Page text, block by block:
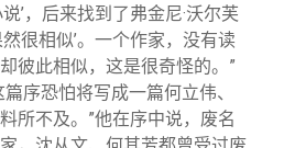
’，后来找到了弗金尼·沃尔芙
很相似’。一个作家，没有读
彼此相似，这是很奇怪的。”
序恐怕将写成一篇何立伟、
所不及。”他在序中说，废名